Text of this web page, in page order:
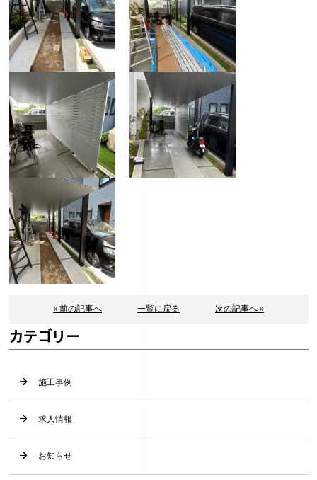
« 前の記事へ 一覧に戻る 次の記事へ »
カテゴリー
施工事例
求人情報
お知らせ